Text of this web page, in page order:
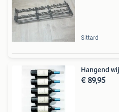
Sittard
Hangend
€ 89,95